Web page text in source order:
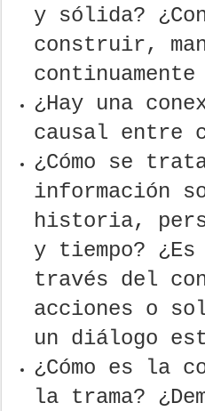
y sólida?
construir,
¿Hay una
causal entre
¿Cómo se
información
historia,
y tiempo?
través del
acciones o
un diálogo
¿Cómo es la
la trama?